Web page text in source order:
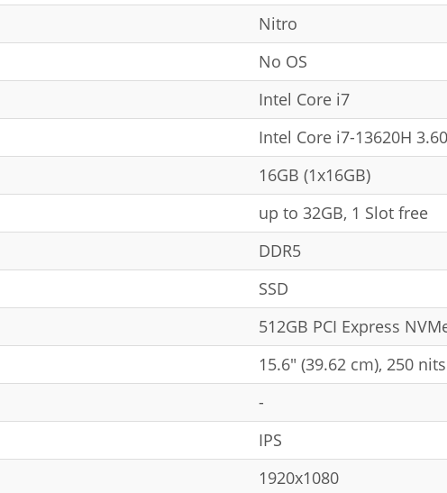
Nitro
No OS
Intel Core i7
Intel Core i7-13620H
16GB (1x16GB)
up to 32GB, 1 Slot free
DDR5
SSD
512GB PCI Express
15.6" (39.62 cm), 250 nits
-
IPS
1920x1080